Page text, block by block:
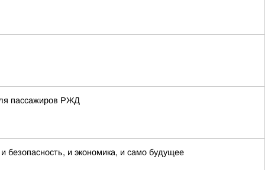
пассажиров РЖД
безопасность, и экономика, и само будущее